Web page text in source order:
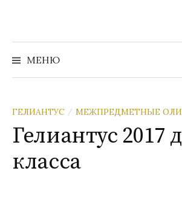
содержимому
МЕНЮ
ГЕЛИАНТУС / МЕЖПРЕДМЕТНЫЕ
Гелиантус 2017
класса